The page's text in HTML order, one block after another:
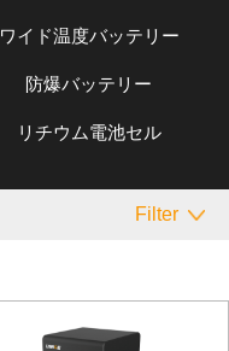
ワイド温度バッテリー
防爆バッテリー
リチウム電池セル
Filter